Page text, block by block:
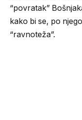
“povratak”
kako bi se, po
“ravnoteža”.